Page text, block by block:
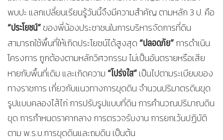
พบปะ แลกเปลี่ยนเรียนรู้วันนี้จึงมีความสำคัญ ตามหลัก 3 ป. คือ
“ประโยชน์”ของพี่น้องประชาชนในการบริหารจัดการที่ดิน
สามารถใช้พื้นที่ให้เกิดประโยชน์ได้สูงสุด“ปลอดภัย”การดำเนิน
โครงการ ถูกต้องตามหลักวิศวกรรม ไม่เป็นอันตรายหรือเสีย
หายกับพื้นที่เดิม และเกิดความ“โปร่งใส”เป็นไปตามระเบียบของ
ทางราชการ เกี่ยวกับแนวทางการขุดดิน จำนวนปริมาตรดินขุด
รูปแบบคลองไส้ไก่ การปรับรูปแบบที่ดิน การคำนวณปริมาณดิน
ขุด การกำหนดราคากลาง การตรวจรับงาน การยกเว้นปฏิบัติ
ตาม พ.ร.บ.การขุดดินและถมดิน เป็นต้น